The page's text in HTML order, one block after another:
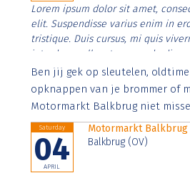
Lorem ipsum dolor sit amet,
elit. Suspendisse varius enim in
tristique. Duis cursus, mi quis
interdum nulla, ut commodo diam
Aenean faucibus nibh et justo
imperdiet. Nunc ut sem vitae
Ben jij gek op sleutelen,
opknappen van je brommer of
Motormarkt Balkbrug niet
Saturday
04
APRIL
Motormarkt Balkbrug
Balkbrug (OV)